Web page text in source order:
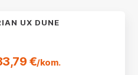
UX DUNE
€/kom.